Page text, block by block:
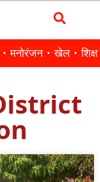
मनोरंजन खेल शिक्षा